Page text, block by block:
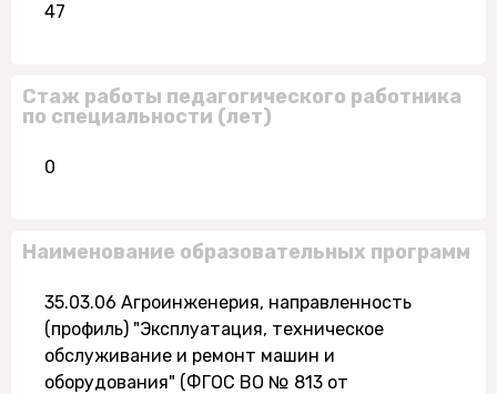
47
Стаж работы педагогического работника
по специальности (лет)
0
Наименование образовательных программ
35.03.06 Агроинженерия, направленность
(профиль) "Эксплуатация, техническое
обслуживание и ремонт машин и
оборудования" (ФГОС ВО № 813 от